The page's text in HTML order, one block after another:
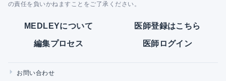
の責任を負いかねますことをご了承ください。
MEDLEYについて 医師登録はこちら
編集プロセス 医師ログイン
お問い合わせ